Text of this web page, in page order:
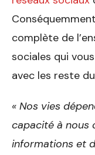
complète de
sociales qui
avec les reste
« Nos vies
capacité à nous
informations et